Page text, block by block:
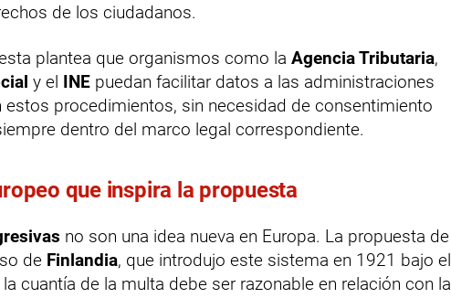
de los ciudadanos.
plantea que organismos como la Agencia Tributaria,
y el INE puedan facilitar datos a las administraciones
procedimientos, sin necesidad de consentimiento
dentro del marco legal correspondiente.
que inspira la propuesta
no son una idea nueva en Europa. La propuesta de
de Finlandia, que introdujo este sistema en 1921 bajo el
cuantía de la multa debe ser razonable en relación con la